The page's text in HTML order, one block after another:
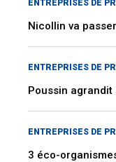
ENTREPRISES DE
Nicollin va
ENTREPRISES DE
Poussin
ENTREPRISES DE
3 éco-